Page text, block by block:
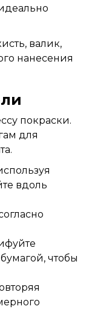
валик,
нанесения
покраски.
для
вдоль
чтобы